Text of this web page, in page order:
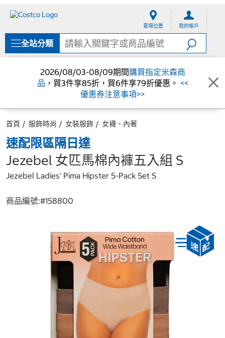
單
賣場位置 我的帳戶
全站分類
2026/08/03-08/09期間購買指定米森商
品 ，買3件享85折，買6件享79折優惠。 <<
優惠券注意事項>>
首頁 服飾時尚 女裝服飾 女襪、內著
速配限區隔日達
Jezebel 女匹馬棉內褲五入組 S
Jezebel Ladies' Pima Hipster 5-Pack Set S
商品編號:#158800